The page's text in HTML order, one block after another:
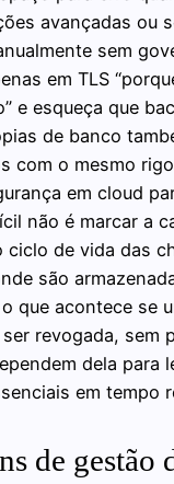
avançadas ou
sem
em TLS
e esqueça que
de banco
com o mesmo
em cloud
não é marcar a
ciclo de vida das
são
que acontece se
revogada, sem
dela para
em tempo
de gestão